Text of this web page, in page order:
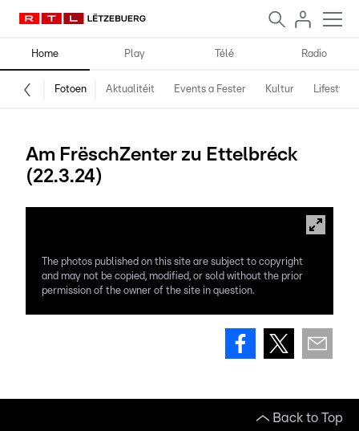
Home Play Télé Radio
Fotoen Aktualitéit Events a Fester Kultur Lifestyle
Am FrëschZenter zu Ettelbréck
(22.3.24)
The photos published on this site are subject to copyright
and may not be copied, modified, or sold without the prior
permission of the owner of the site in question.
Back to Top